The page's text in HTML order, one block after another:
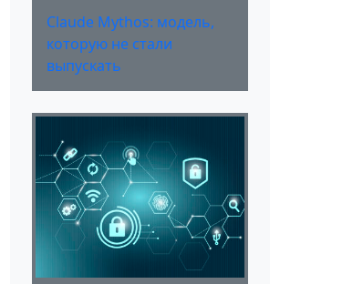
Claude Mythos: модель,
которую не стали
выпускать